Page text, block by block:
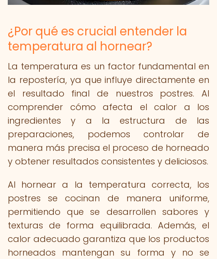
¿Por qué es crucial entender la
temperatura al hornear?
La temperatura es un factor fundamental en
la repostería, ya que influye directamente en
el resultado final de nuestros postres. Al
comprender cómo afecta el calor a los
ingredientes y a la estructura de las
preparaciones, podemos controlar de
manera más precisa el proceso de horneado
y obtener resultados consistentes y deliciosos.
Al hornear a la temperatura correcta, los
postres se cocinan de manera uniforme,
permitiendo que se desarrollen sabores y
texturas de forma equilibrada. Además, el
calor adecuado garantiza que los productos
horneados mantengan su forma y no se